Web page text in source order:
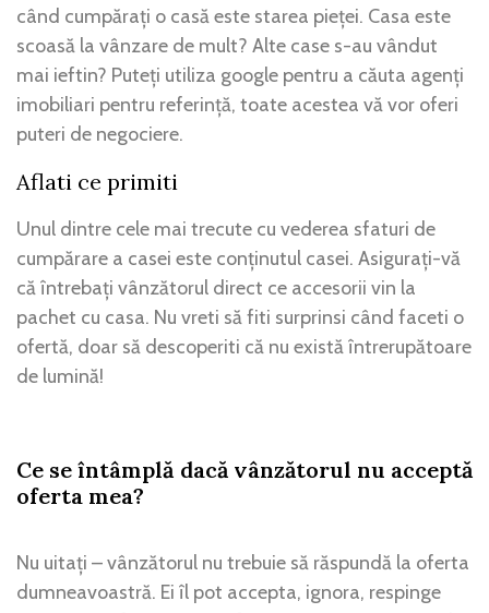
când cumpărați o casă este starea pieței. Casa este
scoasă la vânzare de mult? Alte case s-au vândut
mai ieftin? Puteți utiliza google pentru a căuta agenți
imobiliari pentru referință, toate acestea vă vor oferi
puteri de negociere.
Aflati ce primiti
Unul dintre cele mai trecute cu vederea sfaturi de
cumpărare a casei este conținutul casei. Asigurați-vă
că întrebați vânzătorul direct ce accesorii vin la
pachet cu casa. Nu vreti să fiti surprinsi când faceti o
ofertă, doar să descoperiti că nu există întrerupătoare
de lumină!
Ce se întâmplă dacă vânzătorul nu acceptă
oferta mea?
Nu uitați – vânzătorul nu trebuie să răspundă la oferta
dumneavoastră. Ei îl pot accepta, ignora, respinge